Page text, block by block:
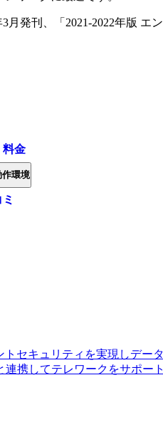
発刊、「2021-2022年版 エ
料金
環境
ミ
セキュリティを実現しデー
携してテレワークをサポート